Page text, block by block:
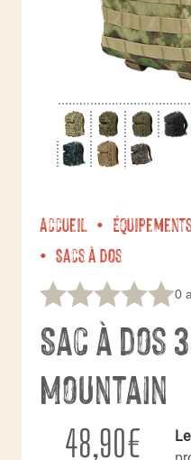
Accueil Équipements
Sacs à dos
0
Sac à dos
Mountain
48,90€